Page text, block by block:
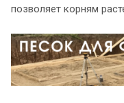
позволяет корням